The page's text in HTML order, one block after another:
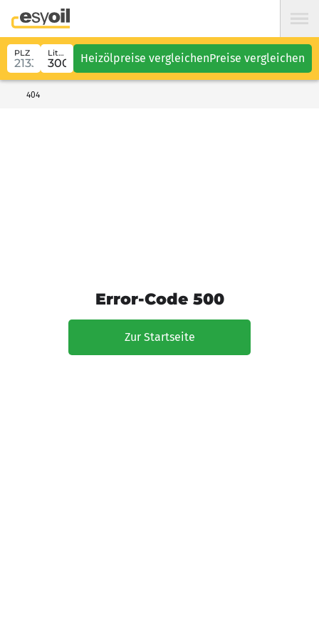
PLZ Liter Heizölpreise vergleichenPreise vergleichen
404
Error-Code 500
Zur Startseite